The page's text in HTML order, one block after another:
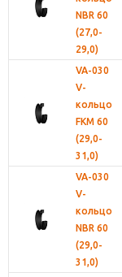
NBR 60
(27,0-
29,0)
VA-030
V-
кольцо
FKM 60
(29,0-
31,0)
VA-030
V-
кольцо
NBR 60
(29,0-
31,0)